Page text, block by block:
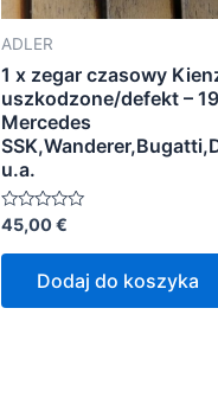
ADLER
1 x zegar czasowy
uszkodzone/defekt –
Mercedes
u.a.
Oceniono
na
45,00€
Dodaj do koszyka